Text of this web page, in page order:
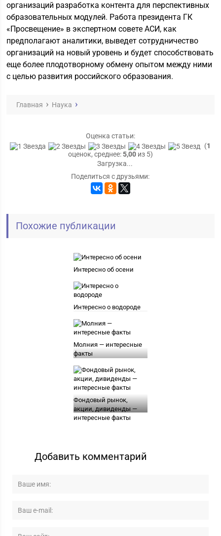
организаций разработка контента для перспективных
образовательных модулей. Работа президента ГК
«Просвещение» в экспертном совете АСИ, как
предполагают аналитики, выведет сотрудничество
организаций на новый уровень и будет способствовать
еще более плодотворному обмену опытом между ними
с целью развития российского образования.
Главная Наука
Оценка статьи:
(1
оценок, среднее:5,00из 5)
Загрузка...
Поделиться с друзьями:
Похожие публикации
Интересно об осени
Интересно о водороде
Молния — интересные
факты
Фондовый рынок,
акции, дивиденды —
интересные факты
Добавить комментарий